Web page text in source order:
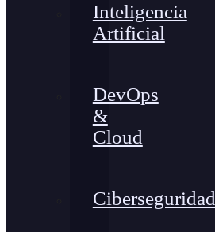
Inteligencia
Artificial
DevOps
&
Cloud
Ciberseguridad